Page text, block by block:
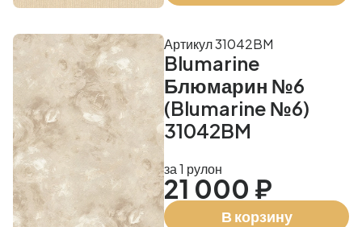
Blumarine
Блюмарин №6
(Blumarine №6)
31042BM
Артикул 31042BM
за 1 рулон
21 000 ₽
В корзину